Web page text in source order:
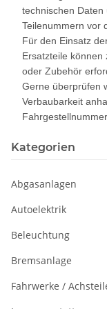
technischen Daten
Teilenummern vor
Für den Einsatz
Ersatzteile können
oder Zubehör
Gerne überprüfen
Verbaubarkeit
Fahrgestellnummer.
Kategorien
Abgasanlagen
Autoelektrik
Beleuchtung
Bremsanlage
Fahrwerke /